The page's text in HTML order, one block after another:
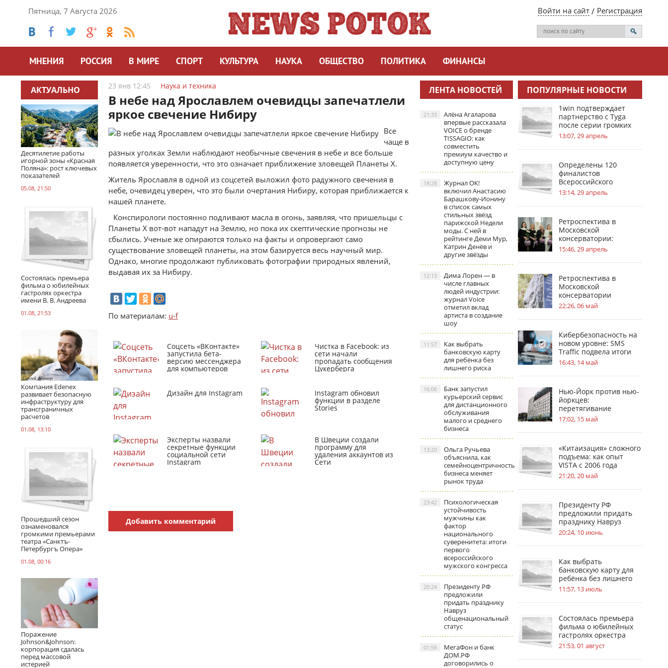
Пятница, 7 Августа 2026 Войти на сайт Регистрация
МНЕНИЯ РОССИЯ В МИРЕ СПОРТ КУЛЬТУРА НАУКА ОБЩЕСТВО ПОЛИТИКА ФИНАНСЫ
АКТУАЛЬНО
Десятилетие работы
игорной зоны «Красная
Поляна»: рост ключевых
показателей
05.08, 21:50
Состоялась премьера
фильма о юбилейных
гастролях оркестра
имени В. В. Андреева
01.08, 21:53
Компания Edenex
развивает безопасную
инфраструктуру для
трансграничных
расчетов
01.08, 13:10
Прошедший сезон
ознаменовался
громкими премьерами
театра «Санктъ-
Петербургъ Опера»
01.08, 00:16
Поражение
Johnson&Johnson:
корпорация сдалась
перед массовой
истерией
23 янв 12:45 Наука и техника
В небе над Ярославлем очевидцы запечатлели
яркое свечение Нибиру
Все
чаще в
разных уголках Земли наблюдают необычные свечения в небе и все больше
появляется уверенности, что это означает приближение зловещей Планеты Х.
Житель Ярославля в одной из соцсетей выложил фото радужного свечения в
небе, очевидец уверен, что это были очертания Нибиру, которая приближается к
нашей планете.
Конспирологи постоянно подливают масла в огонь, заявляя, что пришельцы с
Планеты Х вот-вот нападут на Землю, но пока их скептические прогнозы не
сбылись. Ученые же опираются только на факты и опровергают само
существование зловещей планеты, на этом базируется весь научный мир.
Однако, многие продолжают публиковать фотографии природных явлений,
выдавая их за Нибиру.
По материалам: u-f
Соцсеть «ВКонтакте»
запустила бета-
версию мессенджера
для компьютеров
Чистка в Facebook: из
сети начали
пропадать сообщения
Цукерберга
Дизайн для Instagram Instagram обновил
функции в разделе
Stories
Эксперты назвали
секретные функции
социальной сети
Instagram
В Швеции создали
программу для
удаления аккаунтов из
Сети
Добавить комментарий
ЛЕНТА НОВОСТЕЙ
Алёна Агаларова
впервые рассказала
VOICE о бренде
TISSAGIO: как
совместить
премиум качество и
доступную цену
21:33
Журнал ОК!
включил Анастасию
Барашкову‑Ионину
в список самых
стильных звёзд
парижской Недели
моды. С ней в
рейтинге Деми Мур,
Катрин Денёв и
другие звёзды
18:28
Дима Лорен — в
числе главных
людей индустрии:
журнал Voice
отметил вклад
артиста в создание
шоу
12:13
Как выбрать
банковскую карту
для ребёнка без
лишнего риска
11:57
Банк запустил
курьерский сервис
для дистанционного
обслуживания
малого и среднего
бизнеса
16:06
Ольга Ручьева
объяснила, как
семейноцентричность
бизнеса меняет
рынок труда
13:20
Психологическая
устойчивость
мужчины как
фактор
национального
суверенитета: итоги
первого
всероссийского
мужского конгресса
23:42
Президенту РФ
предложили
придать празднику
Навруз
общенациональный
статус
20:24
МегаФон и банк
ДОМ.РФ
договорились о
01:58
ПОПУЛЯРНЫЕ НОВОСТИ
1win подтверждает
партнерство с Tyga
после серии громких
инсайдов
13:07, 29 апрель
Определены 120
финалистов
Всероссийского
инженерного конкурса
13:14, 29 апрель
Ретроспектива в
Московской
консерватории:
география судьбы П. И.
Чайковского
15:46, 29 апрель
Ретроспектива в
Московской
консерватории
посвящена усадьбам в
жизни С.В.
22:26, 06 май
Кибербезопасность на
новом уровне: SMS
Traffic подвела итоги
обновлений
16:43, 14 май
Нью-Йорк против нью-
йоркцев:
перетягивание
«асбестового каната»
17:02, 15 май
«Китаизация» сложного
подъема: как опыт
VISTA с 2006 года
меняет стандарты
безопасности на
21:20, 20 май
Президенту РФ
предложили придать
празднику Навруз
общенациональный
статус
20:24, 10 июнь
Как выбрать
банковскую карту для
ребёнка без лишнего
риска
11:57, 13 июль
Состоялась премьера
фильма о юбилейных
гастролях оркестра
имени В. В. Андреева
21:53, 01 август